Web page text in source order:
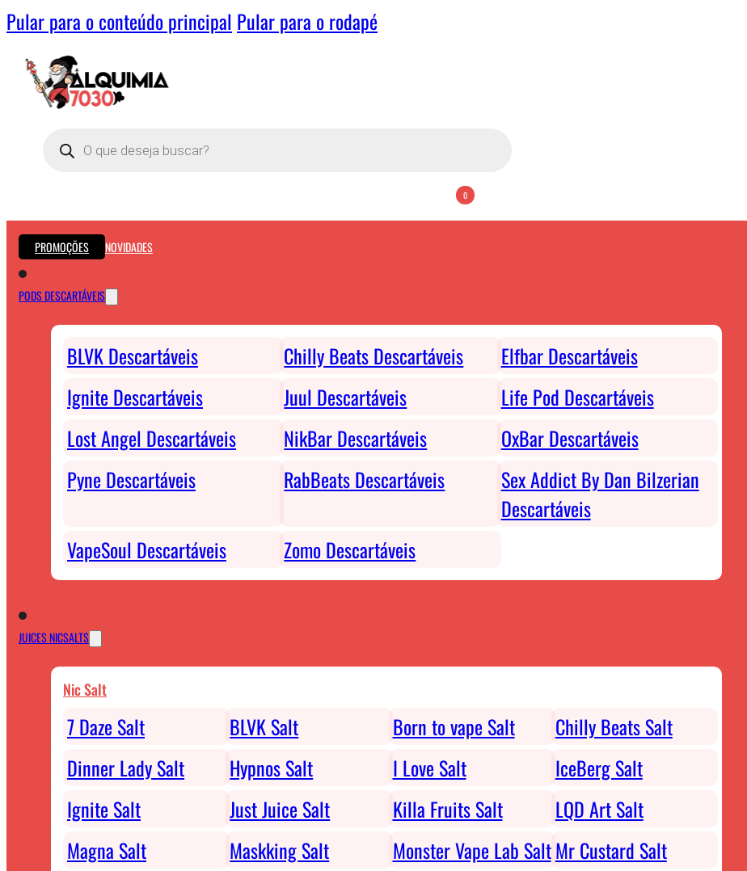
Pular para o conteúdo principal Pular para o rodapé
Pesquisar
produtos
0
PROMOÇÕES NOVIDADES
PODS DESCARTÁVEIS
BLVK Descartáveis Chilly Beats Descartáveis
Elfbar Descartáveis
Ignite Descartáveis
Juul Descartáveis
Life Pod Descartáveis
Lost Angel Descartáveis
NikBar Descartáveis
OxBar Descartáveis
Pyne Descartáveis
RabBeats Descartáveis
Sex Addict By Dan Bilzerian
Descartáveis
VapeSoul Descartáveis
Zomo Descartáveis
JUICES NICSALTS
Nic Salt
7 Daze Salt BLVK Salt Born to vape Salt
Chilly Beats Salt
Dinner Lady Salt
Hypnos Salt I Love Salt
IceBerg Salt
Ignite Salt
Just Juice Salt Killa Fruits Salt
LQD Art Salt
Magna Salt
Maskking Salt Monster Vape Lab SaltMr Custard Salt